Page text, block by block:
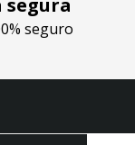
segura
seguro